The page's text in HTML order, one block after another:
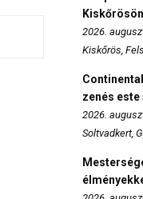
2026.
Kiskőrös,
zenés este
2026.
Soltvadkert,